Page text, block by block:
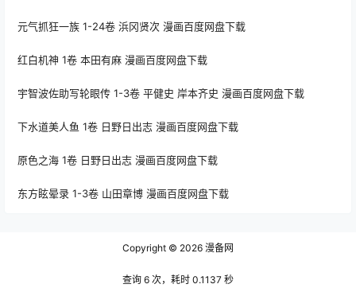
元气抓狂一族 1-24卷 浜冈贤次 漫画百度网盘下载
红白机神 1卷 本田有麻 漫画百度网盘下载
宇智波佐助写轮眼传 1-3卷 平健史 岸本齐史 漫画百度网盘下载
下水道美人鱼 1卷 日野日出志 漫画百度网盘下载
原色之海 1卷 日野日出志 漫画百度网盘下载
东方眩晕录 1-3卷 山田章博 漫画百度网盘下载
Copyright © 2026 漫备网
查询 6 次，耗时 0.1137 秒